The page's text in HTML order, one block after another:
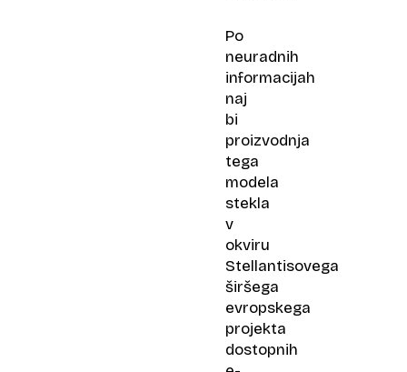
Po
neuradnih
informacijah
naj
bi
proizvodnja
tega
modela
stekla
v
okviru
Stellantisovega
širšega
evropskega
projekta
dostopnih